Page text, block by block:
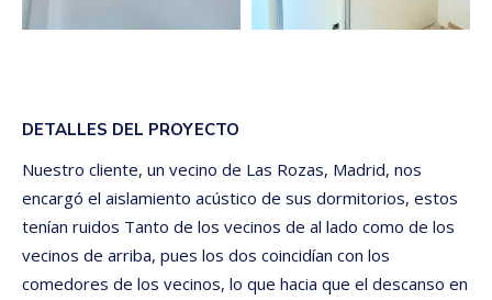
DETALLES DEL PROYECTO
Nuestro cliente, un vecino de Las Rozas, Madrid, nos
encargó el aislamiento acústico de sus dormitorios, estos
tenían ruidos Tanto de los vecinos de al lado como de los
vecinos de arriba, pues los dos coincidían con los
comedores de los vecinos, lo que hacia que el descanso en